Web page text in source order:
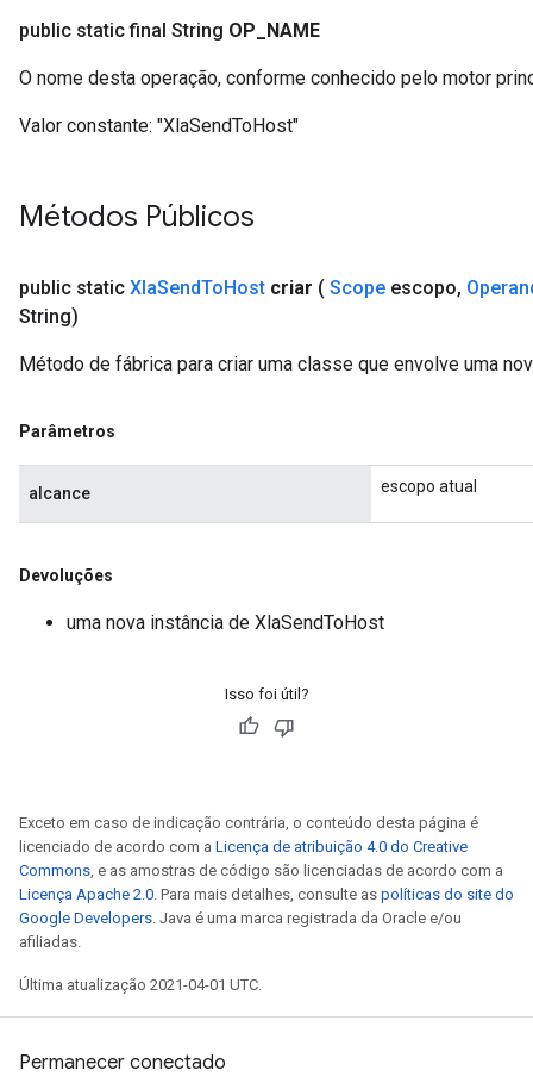
public static final String OP NAME
O nome desta operação, conforme conhecido pelo motor
Valor constante: "XlaSendToHost"
Métodos Públicos
public static XlaSendToHost criar ( Scope escopo,
String)
Método de fábrica para criar uma classe que envolve uma
Parâmetros
alcance escopo atual
Devoluções
uma nova instância de XlaSendToHost
Isso foi útil?
Exceto em caso de indicação contrária, o conteúdo desta página é
licenciado de acordo com a Licença de atribuição 4.0 do Creative
Commons, e as amostras de código são licenciadas de acordo com a
Licença Apache 2.0. Para mais detalhes, consulte as políticas do site do
Google Developers. Java é uma marca registrada da Oracle e/ou
afiliadas.
Última atualização 2021-04-01 UTC.
Permanecer conectado